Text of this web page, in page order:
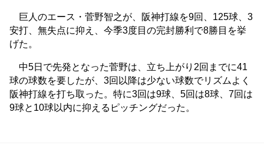
巨人のエース・菅野智之が、阪神打線を9回、125球、3
安打、無失点に抑え、今季3度目の完封勝利で8勝目を挙
げた。
中5日で先発となった菅野は、立ち上がり2回までに41
球の球数を要したが、3回以降は少ない球数でリズムよく
阪神打線を打ち取った。特に3回は9球、5回は8球、7回は
9球と10球以内に抑えるピッチングだった。